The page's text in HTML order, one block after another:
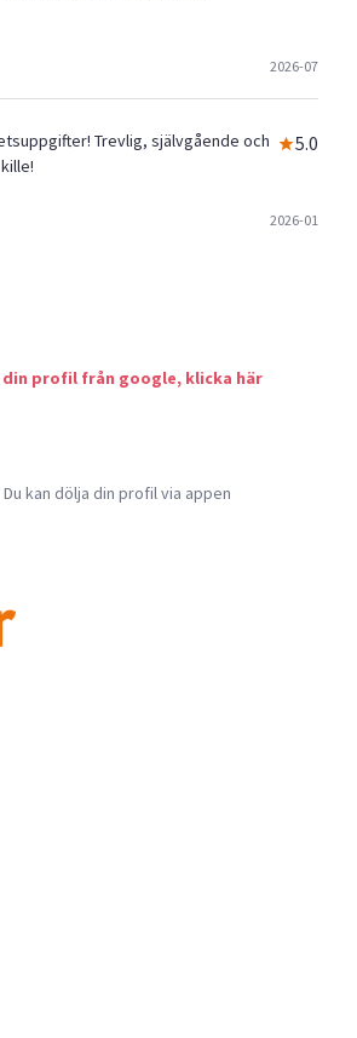
2026-07
Trevlig, självgående och
5.0
2026-01
profil från google, klicka här
kan dölja din profil via appen